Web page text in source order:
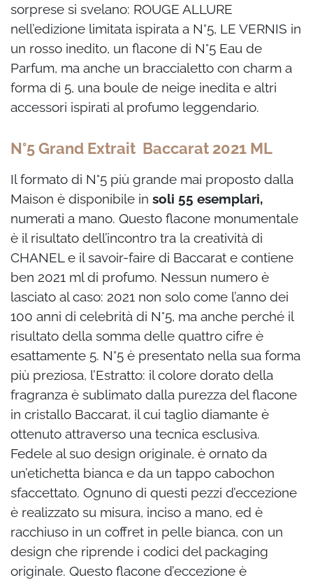
sorprese si svelano: ROUGE ALLURE
nell’edizione limitata ispirata a N°5, LE VERNIS in
un rosso inedito, un flacone di N°5 Eau de
Parfum, ma anche un braccialetto con charm a
forma di 5, una boule de neige inedita e altri
accessori ispirati al profumo leggendario.
N°5 Grand Extrait Baccarat 2021 ML
Il formato di N°5 più grande mai proposto dalla
Maison è disponibile in soli 55 esemplari,
numerati a mano. Questo flacone monumentale
è il risultato dell’incontro tra la creatività di
CHANEL e il savoir-faire di Baccarat e contiene
ben 2021 ml di profumo. Nessun numero è
lasciato al caso: 2021 non solo come l’anno dei
100 anni di celebrità di N°5, ma anche perché il
risultato della somma delle quattro cifre è
esattamente 5. N°5 è presentato nella sua forma
più preziosa, l’Estratto: il colore dorato della
fragranza è sublimato dalla purezza del flacone
in cristallo Baccarat, il cui taglio diamante è
ottenuto attraverso una tecnica esclusiva.
Fedele al suo design originale, è ornato da
un’etichetta bianca e da un tappo cabochon
sfaccettato. Ognuno di questi pezzi d’eccezione
è realizzato su misura, inciso a mano, ed è
racchiuso in un coffret in pelle bianca, con un
design che riprende i codici del packaging
originale. Questo flacone d’eccezione è